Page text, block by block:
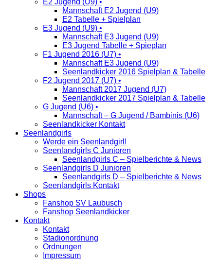
E2 Jugend (U9) •
Mannschaft E2 Jugend (U9)
E2 Tabelle + Spielplan
E3 Jugend (U9) •
Mannschaft E3 Jugend (U9)
E3 Jugend Tabelle + Spieplan
F1 Jugend 2016 (U7) •
Mannschaft E3 Jugend (U9)
Seenlandkicker 2016 Spielplan & Tabelle
F2 Jugend 2017 (U7) •
Mannschaft 2017 Jugend (U7)
Seenlandkicker 2017 Spielplan & Tabelle
G Jugend (U6) •
Mannschaft – G Jugend / Bambinis (U6)
Seenlandkicker Kontakt
Seenlandgirls
Werde ein Seenlandgirl!
Seenlandgirls C Junioren
Seenlandgirls C – Spielberichte & News
Seenlandgirls D Junioren
Seenlandgirls D – Spielberichte & News
Seenlandgirls Kontakt
Shops
Fanshop SV Laubusch
Fanshop Seenlandkicker
Kontakt
Kontakt
Stadionordnung
Ordnungen
Impressum